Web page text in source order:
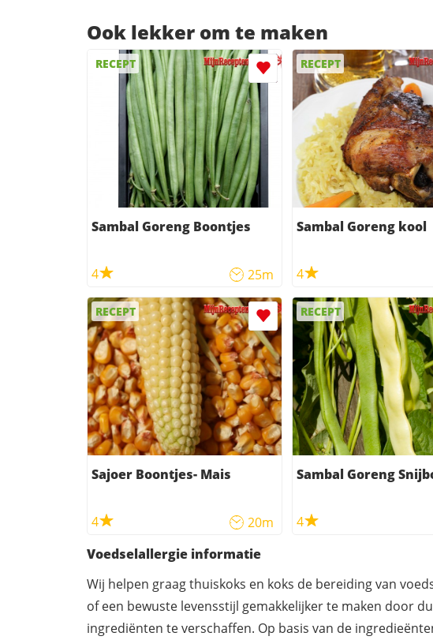
Ook lekker om te maken
RECEPT
Sambal Goreng Boontjes
4 25m
RECEPT
Sambal Goreng kool
4
RECEPT
Sajoer Boontjes- Mais
4 20m
RECEPT
Sambal Goreng
4
Voedselallergie informatie
Wij helpen graag thuiskoks en koks de bereiding van
of een bewuste levensstijl gemakkelijker te maken door
ingrediënten te verschaffen. Op basis van de